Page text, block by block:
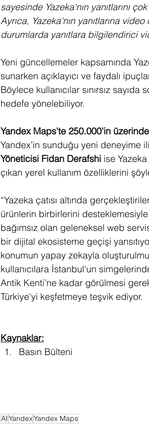
sayesinde Yazeka'nın yanıtlarını
Ayrıca, Yazeka'nın yanıtlarına
durumlarda yanıtlara bilgilendirici
Yeni güncellemeler kapsamında
sunarken açıklayıcı ve faydalı
Böylece kullanıcılar sınırsız
hedefe yönelebiliyor.
Yandex Maps'te 250.000'in
Yandex’in sunduğu yeni deneyime
Yöneticisi Fidan Derafshi ise
çıkan yerel kullanım özelliklerini
“Yazeka çatısı altında
ürünlerin birbirlerini
bağımsız olan geleneksel web
bir dijital ekosisteme geçişi
konumun yapay zekayla
kullanıcılara İstanbul'un
Antik Kenti’ne kadar görülmesi
Türkiye'yi keşfetmeye teşvik ediyor.
Kaynaklar:
Basın Bülteni
AIYandexYandex Maps